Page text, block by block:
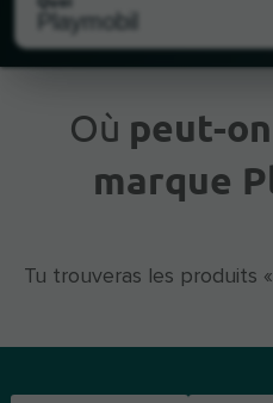
Emplacement actuel
Où peut-
marque
Tu trouveras les produits